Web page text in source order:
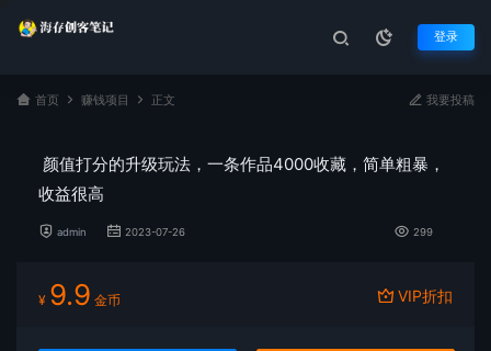
登录
首页 赚钱项目 正文 我要投稿
颜值打分的升级玩法，一条作品4000收藏，简单粗暴，
收益很高
admin 2023-07-26 299
¥ 9.9 金币 VIP折扣